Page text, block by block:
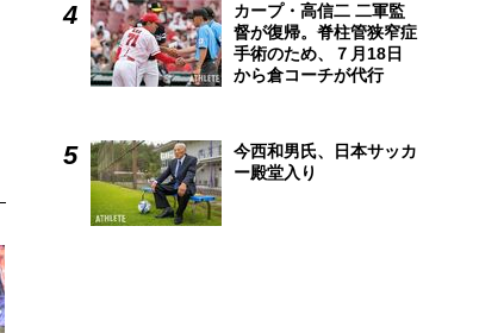
カープ・高信二 二軍監
督が復帰。脊柱管狭窄症
手術のため、７月18日
から倉コーチが代行
今西和男氏、日本サッカ
ー殿堂入り